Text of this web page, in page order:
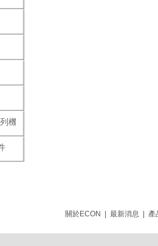
機器人
關於ECON 最新消息 產